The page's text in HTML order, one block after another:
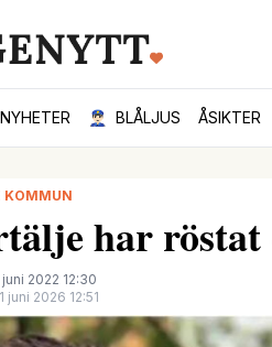
NYHETER 👮🏻‍♂️ BLÅLJUS ÅSIKTER
KOMMUN
har
2022 12:30
juni 2026 12:51